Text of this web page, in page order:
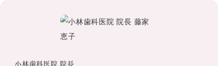
小林歯科医院 院長